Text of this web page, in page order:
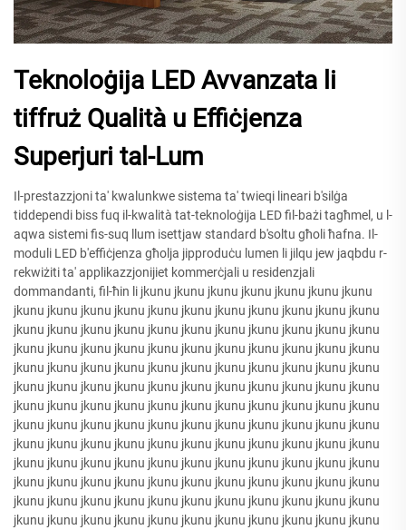
Teknoloġija LED Avvanzata li
tiffruż Qualità u Effiċjenza
Superjuri tal-Lum
Il-prestazzjoni ta' kwalunkwe sistema ta' twieqi lineari b'silġa
tiddependi biss fuq il-kwalità tat-teknoloġija LED fil-bażi tagħmel, u l-
aqwa sistemi fis-suq llum isettjaw standard b'soltu għoli ħafna. Il-
moduli LED b'effiċjenza għolja jipproduċu lumen li jilqu jew jaqbdu r-
rekwiżiti ta' applikazzjonijiet kommerċjali u residenzjali
dommandanti, fil-ħin li jkunu jkunu jkunu jkunu jkunu jkunu jkunu
jkunu jkunu jkunu jkunu jkunu jkunu jkunu jkunu jkunu jkunu jkunu
jkunu jkunu jkunu jkunu jkunu jkunu jkunu jkunu jkunu jkunu jkunu
jkunu jkunu jkunu jkunu jkunu jkunu jkunu jkunu jkunu jkunu jkunu
jkunu jkunu jkunu jkunu jkunu jkunu jkunu jkunu jkunu jkunu jkunu
jkunu jkunu jkunu jkunu jkunu jkunu jkunu jkunu jkunu jkunu jkunu
jkunu jkunu jkunu jkunu jkunu jkunu jkunu jkunu jkunu jkunu jkunu
jkunu jkunu jkunu jkunu jkunu jkunu jkunu jkunu jkunu jkunu jkunu
jkunu jkunu jkunu jkunu jkunu jkunu jkunu jkunu jkunu jkunu jkunu
jkunu jkunu jkunu jkunu jkunu jkunu jkunu jkunu jkunu jkunu jkunu
jkunu jkunu jkunu jkunu jkunu jkunu jkunu jkunu jkunu jkunu jkunu
jkunu jkunu jkunu jkunu jkunu jkunu jkunu jkunu jkunu jkunu jkunu
jkunu jkunu jkunu jkunu jkunu jkunu jkunu jkunu jkunu jkunu jkunu